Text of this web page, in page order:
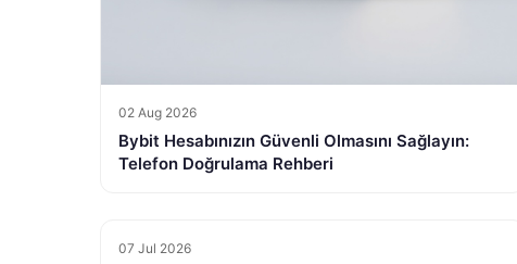
02 Aug 2026
Bybit Hesabınızın Güvenli Olmasını Sağlayın:
Telefon Doğrulama Rehberi
07 Jul 2026